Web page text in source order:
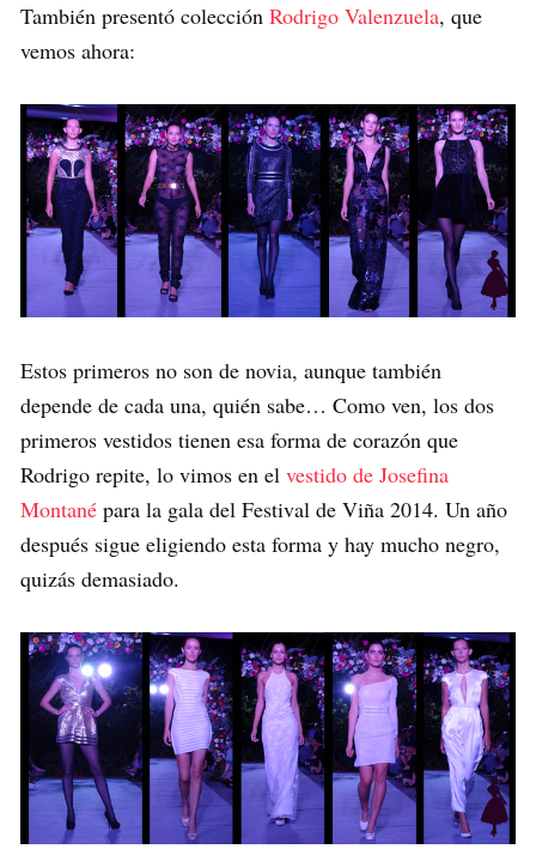
También presentó colección Rodrigo Valenzuela, que
vemos ahora:
Estos primeros no son de novia, aunque también
depende de cada una, quién sabe… Como ven, los dos
primeros vestidos tienen esa forma de corazón que
Rodrigo repite, lo vimos en el vestido de Josefina
Montané para la gala del Festival de Viña 2014. Un año
después sigue eligiendo esta forma y hay mucho negro,
quizás demasiado.